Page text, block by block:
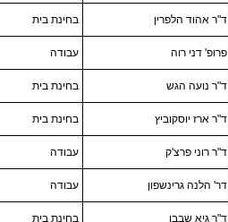
ד"ר אהוד הלפרין בחינת בית
פרופ' דני רוה עבודה
ד"ר נועה הגש בחינת בית
ד"ר ארז יוסקוביץ בחינת בית
ד"ר רוני פרצ'ק עבודה
דר' הלנה גרינשפון עבודה
ד"ר גיא שבבו בחינת בית